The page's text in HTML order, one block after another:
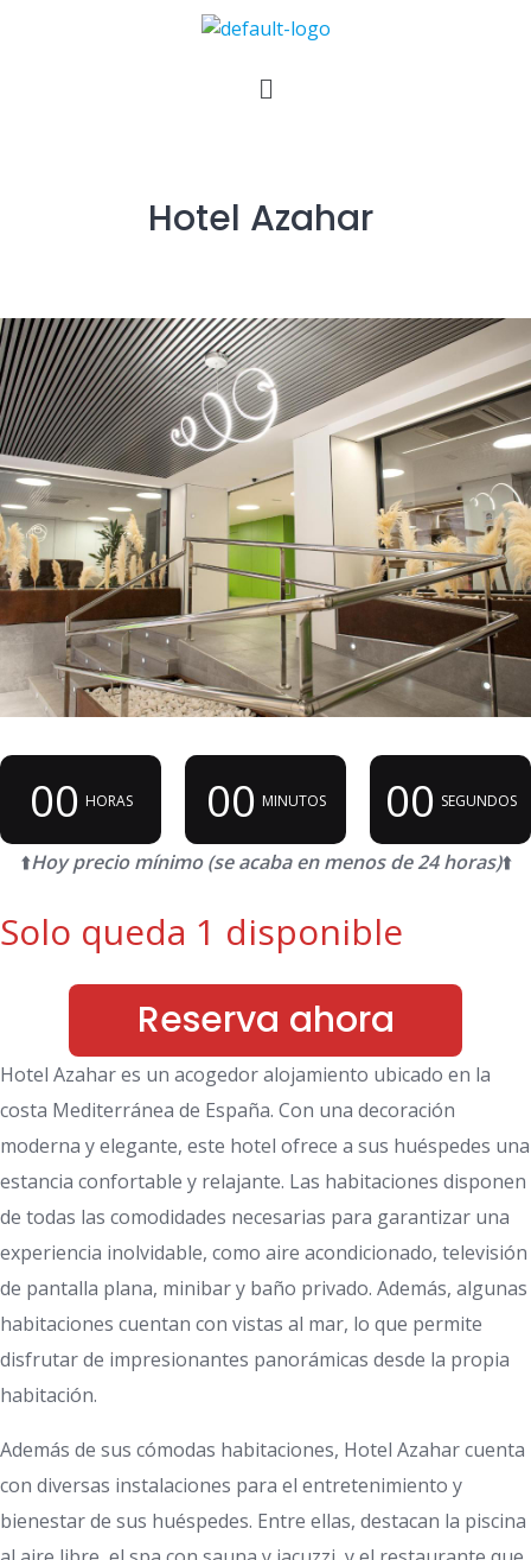
Hotel Azahar
00 HORAS 00 MINUTOS 00 SEGUNDOS
⬆️Hoy precio mínimo (se acaba en menos de 24 horas)⬆️
Solo queda 1 disponible
Reserva ahora
Hotel Azahar es un acogedor alojamiento ubicado en la
costa Mediterránea de España. Con una decoración
moderna y elegante, este hotel ofrece a sus huéspedes una
estancia confortable y relajante. Las habitaciones disponen
de todas las comodidades necesarias para garantizar una
experiencia inolvidable, como aire acondicionado, televisión
de pantalla plana, minibar y baño privado. Además, algunas
habitaciones cuentan con vistas al mar, lo que permite
disfrutar de impresionantes panorámicas desde la propia
habitación.
Además de sus cómodas habitaciones, Hotel Azahar cuenta
con diversas instalaciones para el entretenimiento y
bienestar de sus huéspedes. Entre ellas, destacan la piscina